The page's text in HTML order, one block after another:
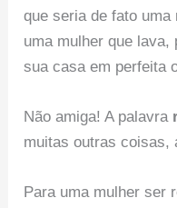
que seria de fato
uma mulher que
sua casa em perfeita
Não amiga! A palavra
muitas outras coisas,
Para uma mulher ser